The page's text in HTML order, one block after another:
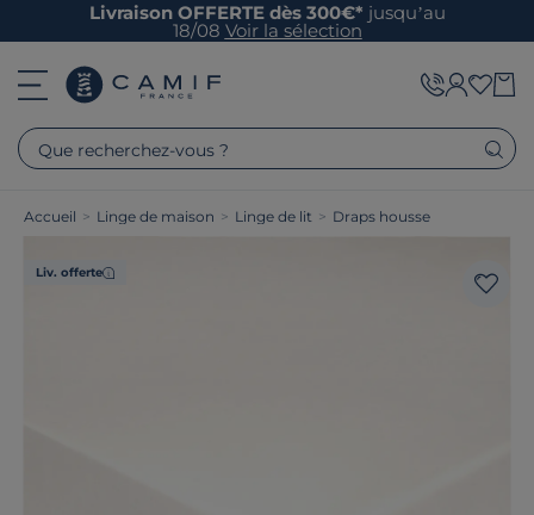
Livraison OFFERTE dès 300€* jusqu’au
18/08 Voir la sélection
Que recherchez-vous ?
Accueil > Linge de maison > Linge de lit > Draps housse
Liv. offerte